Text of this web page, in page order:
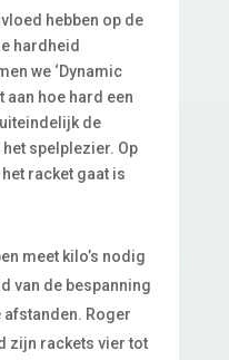
hebben op de
hardheid
we ‘Dynamic
aan hoe hard een
de
spelplezier. Op
racket gaat is
meet kilo’s nodig
van de bespanning
afstanden. Roger
zijn rackets vier tot